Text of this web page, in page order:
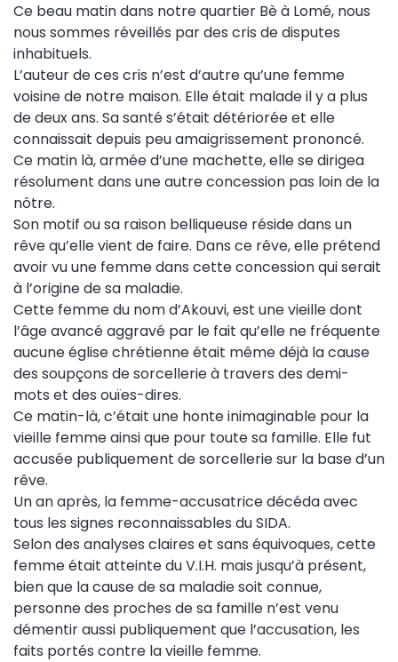
Ce beau matin dans notre quartier Bè à Lomé, nous
nous sommes réveillés par des cris de disputes
inhabituels.
L’auteur de ces cris n’est d’autre qu’une femme
voisine de notre maison. Elle était malade il y a plus
de deux ans. Sa santé s’était détériorée et elle
connaissait depuis peu amaigrissement prononcé.
Ce matin là, armée d’une machette, elle se dirigea
résolument dans une autre concession pas loin de la
nôtre.
Son motif ou sa raison belliqueuse réside dans un
rêve qu’elle vient de faire. Dans ce rêve, elle prétend
avoir vu une femme dans cette concession qui serait
à l’origine de sa maladie.
Cette femme du nom d’Akouvi, est une vieille dont
l’âge avancé aggravé par le fait qu’elle ne fréquente
aucune église chrétienne était même déjà la cause
des soupçons de sorcellerie à travers des demi-
mots et des ouïes-dires.
Ce matin-là, c’était une honte inimaginable pour la
vieille femme ainsi que pour toute sa famille. Elle fut
accusée publiquement de sorcellerie sur la base d’un
rêve.
Un an après, la femme-accusatrice décéda avec
tous les signes reconnaissables du SIDA.
Selon des analyses claires et sans équivoques, cette
femme était atteinte du V.I.H. mais jusqu’à présent,
bien que la cause de sa maladie soit connue,
personne des proches de sa famille n’est venu
démentir aussi publiquement que l’accusation, les
faits portés contre la vieille femme.